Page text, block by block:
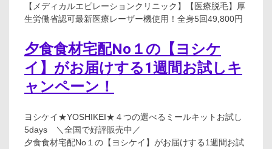
【メディカルエピレーションクリニック】【医療脱毛】厚
生労働省認可最新医療レーザー機使用！全身5回49,800円
夕食食材宅配No１の【ヨシケ
イ】がお届けする1週間お試しキ
ャンペーン！
ヨシケイ★YOSHIKEI★４つの選べるミールキットお試し
5days ＼全国で好評販売中／
夕食食材宅配No１の【ヨシケイ】がお届けする1週間お試